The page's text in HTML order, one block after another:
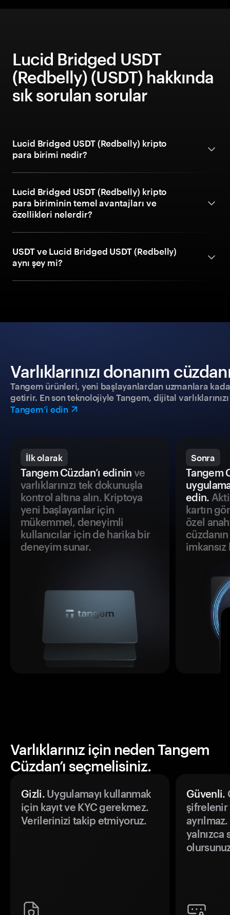
Lucid Bridged USDT
(Redbelly) (USDT) hakkında
sık sorulan sorular
Lucid Bridged USDT (Redbelly) kripto
para birimi nedir?
Lucid Bridged USDT (Redbelly) kripto
para biriminin temel avantajları ve
özellikleri nelerdir?
USDT ve Lucid Bridged USDT (Redbelly)
aynı şey mi?
Varlıklarınızı donanım
Tangem ürünleri, yeni başlayanlardan uzmanlara
getirir. En son teknolojiyle Tangem, dijital
Tangem’i edin
İlk olarak
Tangem Cüzdan’ı edinin ve
varlıklarınızı tek dokunuşla
kontrol altına alın. Kriptoya
yeni başlayanlar için
mükemmel, deneyimli
kullanıcılar için de harika bir
deneyim sunar.
Sonra
Tangem
edin.
kartın
özel
Varlıklarınız için neden Tangem
Cüzdan’ı seçmelisiniz.
Gizli.Uygulamayı kullanmak
için kayıt ve KYC gerekmez.
Verilerinizi takip etmiyoruz.
Güvenli.
şifrelenir
yalnızca